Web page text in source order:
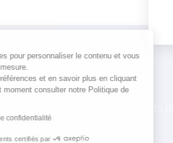
pour personnaliser le contenu et vous
mesure.
préférences et en savoir plus en cliquant
tout moment consulter notre Politique de
de confidentialité
certifiés par